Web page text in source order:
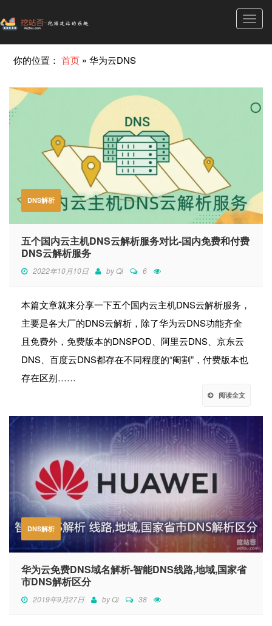
你的位置：首页 »华为云DNS
DNS解析
五个国内云主机DNS云解析服务对比-国内免费和付费
DNS云解析服务
2022年10月10日 byQi 6
本篇文章就来分享一下五个国内云主机DNS云解析服务，
主要是各大厂的DNS云解析，除了华为云DNS功能齐全
且免费外，免费版本的DNSPOD、阿里云DNS、京东云
DNS、百度云DNS都存在不同程度的“阉割”，付费版本也
存在区别……
阅读全文
DNS解析
华为云免费DNS域名解析-智能DNS线路,地域,国家省
市DNS解析区分
2019年9月27日 byQi 38